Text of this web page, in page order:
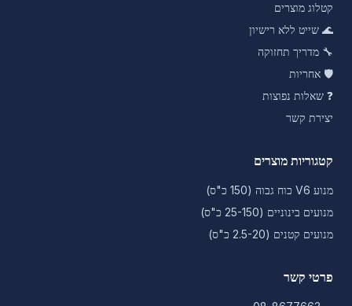
קטלוג מוצרים
🌊 שייט ללא רישיון
🔧 מדריך תחזוקה
🛡️ אחריות
❓ שאלות נפוצות
יצירת קשר
קטגוריות מוצרים
מנוע V6 כוח גבוה (150 כ"ס)
מנועים בינוניים (25-150 כ"ס)
מנועים קטנים (2.5-20 כ"ס)
פרטי קשר